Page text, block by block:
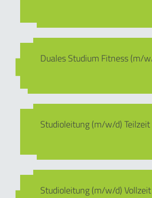
Duales Studium Fitness (m/
Studioleitung (m/w/d) Teilzeit
Studioleitung (m/w/d) Vollzeit